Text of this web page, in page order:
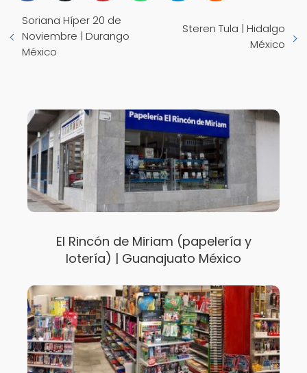
Soriana Híper 20 de
Noviembre | Durango
México
Steren Tula | Hidalgo
México
El Rincón de Miriam (papelería y
lotería) | Guanajuato México